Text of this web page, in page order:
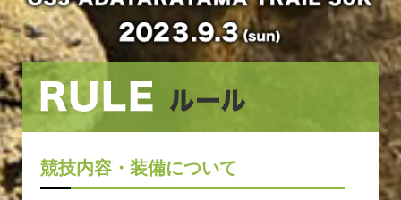
競技内容・装備について